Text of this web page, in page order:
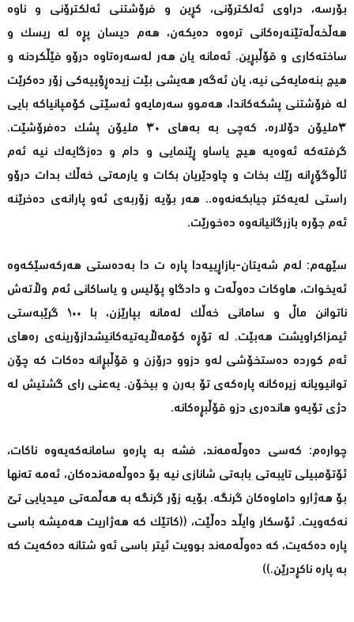
بۆرسە، دراوی ئەلکترۆنی، کڕین و فرۆشتنی ئەلکترۆنی و ناوە
هەڵخەڵەتێنەرەکانی ترەوە دەیکەن، هەم دیسان پڕە لە ریسک و
ساختەکاری و قۆڵبڕین. ئەمانە یان هەر لەسەرەتاوە درۆو فێڵکردنە و
هیچ بنەمایەکی نیە، یان ئەگەر هەیشی بێت زیدەڕۆییەکی زۆر دەکرێت
لە فرۆشتنی پشکەکاندا، هەموو سەرمایەو ئەسێتی کۆمپانیاکە بایی
٣ملیۆن دۆلارە، کەچی بە بەهای ٣٠ ملیۆن پشک دەفرۆشێت.
گرفتەکە ئەوەیە هیچ یاساو ڕێنمایی و دام و دەزگایەک نیە ئەم
ئاڵوگۆڕانە رێک بخات و چاودێریان بکات و یارمەتی خەڵک بدات درۆو
راستی لەیەکتر جیابکەنەوە.. هەر بۆیە زۆربەی ئەو پارانەی دەخرێنە
ئەم جۆرە بازرگانیانەوە دەخورێت.
سێهەم: لەم شەیتان-بازاڕییەدا پارە ت دا بەدەستی هەرکەسێکەوە
ئەیخوات، هاوکات دەوڵەت و دادگاو پۆلیس و یاساکانی ئەم وڵاتەش
ناتوانن ماڵ و سامانی خەڵک لەمانە بپارێزن، با ١٠٠ گرێبەستی
ئیمزاکراویشت هەبێت. لە تۆڕە کۆمەڵایەتیەکانیشدازۆرینەی رەهای
ئەم کوردە دەستخۆشی لەو دزوو درۆزن و قۆڵبڕانە دەکات کە چۆن
توانیویانە زیرەکانە پارەکەی تۆ بەرن و بیخۆن. یەعنی رای گشتیش لە
دژی تۆیەو هاندەری دزو قۆڵبڕەکانە.
چوارەم: کەسی دەوڵەمەند، فشە بە پارەو سامانەکەیەوە ناکات،
ئۆتۆمبیلی تایبەتی بابەتی شانازی نیە بۆ دەوڵەمەندەکان، ئەمە تەنها
بۆ هەژارو داماوەکان گرنگە. بۆیە زۆر گرنگە بە هەڵمەتی میدیایی تێ
نەکەویت. ئۆسکار وایڵد دەڵێت، ((کاتێک کە هەژاریت هەمیشە باسی
پارە دەکەیت، کە دەوڵەمەند بوویت ئیتر باسی ئەو شتانە دەکەیت کە
بە پارە ناکڕدرێن.))